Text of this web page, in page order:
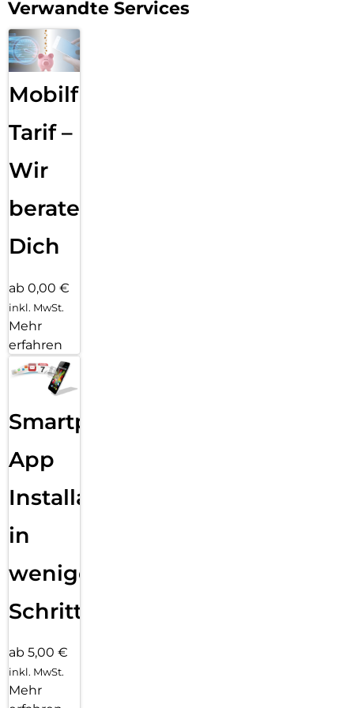
Verwandte Services
Mobilfunk
Tarif –
Wir
beraten
Dich
ab 0,00 €
inkl. MwSt.
Mehr
erfahren
Smartphone
App
Installation
in
wenigen
Schritten
ab 5,00 €
inkl. MwSt.
Mehr